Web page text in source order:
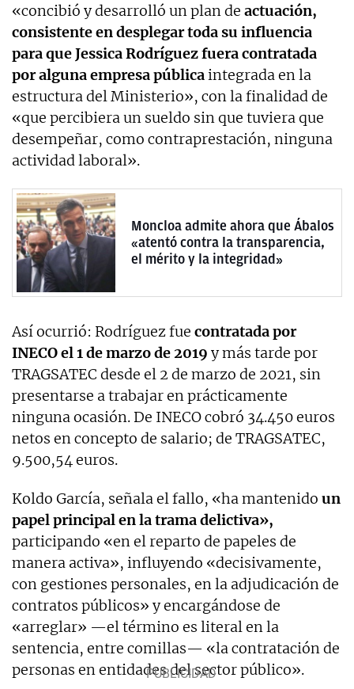
«concibió y desarrolló un plan de actuación,
consistente en desplegar toda su influencia
para que Jessica Rodríguez fuera contratada
por alguna empresa públicaintegrada en la
estructura del Ministerio», con la finalidad de
«que percibiera un sueldo sin que tuviera que
desempeñar, como contraprestación, ninguna
actividad laboral».
Moncloa admite ahora que Ábalos
«atentó contra la transparencia,
el mérito y la integridad»
Así ocurrió: Rodríguez fue contratada por
INECO el 1 de marzo de 2019 y más tarde por
TRAGSATEC desde el 2 de marzo de 2021, sin
presentarse a trabajar en prácticamente
ninguna ocasión. De INECO cobró 34.450 euros
netos en concepto de salario; de TRAGSATEC,
9.500,54 euros.
Koldo García, señala el fallo, «ha mantenido un
papel principal en la trama delictiva»,
participando «en el reparto de papeles de
manera activa», influyendo «decisivamente,
con gestiones personales, en la adjudicación de
contratos públicos» y encargándose de
«arreglar» —el término es literal en la
sentencia, entre comillas— «la contratación de
personas en entidades del sector público».